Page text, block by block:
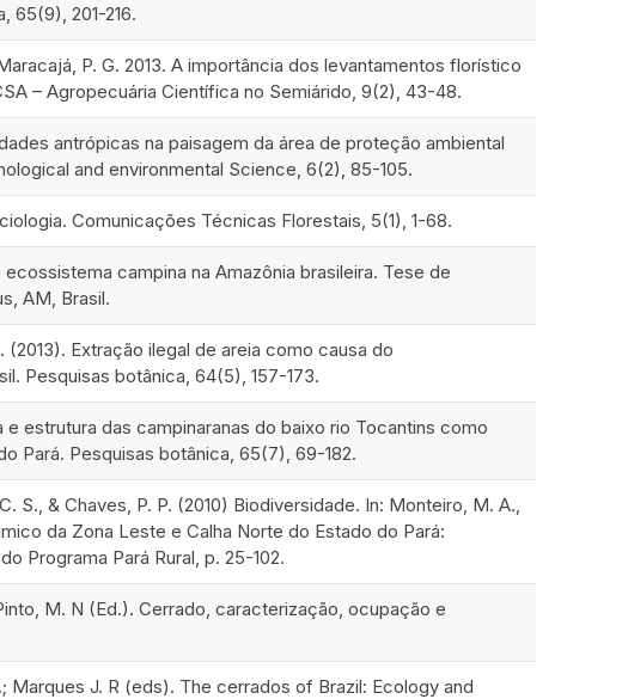
65(9), 201-216.
P. G. 2013. A importância dos levantamentos florístico
– Agropecuária Científica no Semiárido, 9(2), 43-48.
antrópicas na paisagem da área de proteção ambiental
and environmental Science, 6(2), 85-105.
Comunicações Técnicas Florestais, 5(1), 1-68.
campina na Amazônia brasileira. Tese de
AM, Brasil.
(2013). Extração ilegal de areia como causa do
Pesquisas botânica, 64(5), 157-173.
e estrutura das campinaranas do baixo rio Tocantins como
Pará. Pesquisas botânica, 65(7), 69-182.
S., & Chaves, P. P. (2010) Biodiversidade. In: Monteiro, M. A.,
da Zona Leste e Calha Norte do Estado do Pará:
Programa Pará Rural, p. 25-102.
M. N (Ed.). Cerrado, caracterização, ocupação e
Marques J. R (eds). The cerrados of Brazil: Ecology and